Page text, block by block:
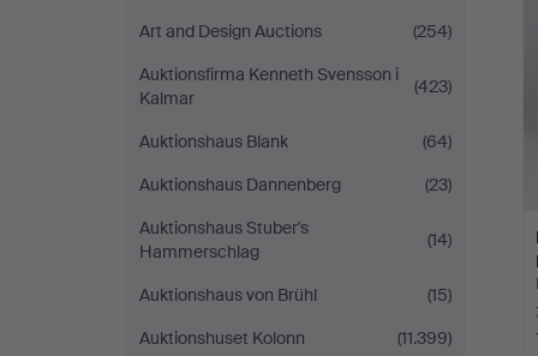
Art and Design Auctions
(254)
Auktionsfirma Kenneth Svensson i
Kalmar
(423)
Auktionshaus Blank
(64)
Auktionshaus Dannenberg
(23)
Auktionshaus Stuber's
Hammerschlag
(14)
Auktionshaus von Brühl
(15)
Auktionshuset Kolonn
(11.399)